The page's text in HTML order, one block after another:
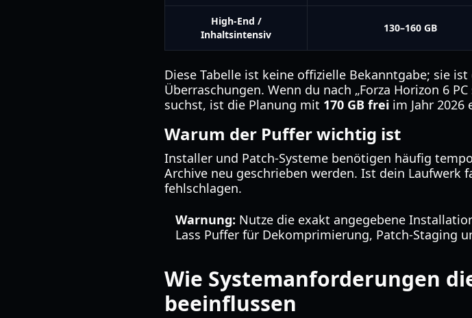
High-End /
Inhaltsintensiv
130–160 GB
Diese Tabelle ist keine offizielle Bekanntgabe; sie
Überraschungen. Wenn du nach „Forza Horizon 6
suchst, ist die Planung mit 170 GB frei im Jahr
Warum der Puffer wichtig ist
Installer und Patch-Systeme benötigen häufig
Archive neu geschrieben werden. Ist dein Laufwerk
fehlschlagen.
Warnung: Nutze die exakt angegebene
Lass Puffer für Dekomprimierung, Patch-Staging
Wie Systemanforderungen
beeinflussen